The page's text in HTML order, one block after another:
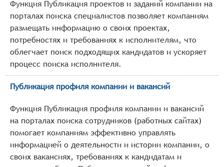
Функция Публикация проектов и заданий компании на
порталах поиска специалистов позволяет компаниям
размещать информацию о своих проектах,
потребностях и требованиях к исполнителям, что
облегчает поиск подходящих кандидатов и ускоряет
процесс поиска исполнителя.
Публикация профиля компании и вакансий
Функция Публикация профиля компании и вакансий
на порталах поиска сотрудников (работных сайтах)
помогает компаниям эффективно управлять
информацией о деятельности и истории компании, о
своих вакансиях, требованиях к кандидатам и